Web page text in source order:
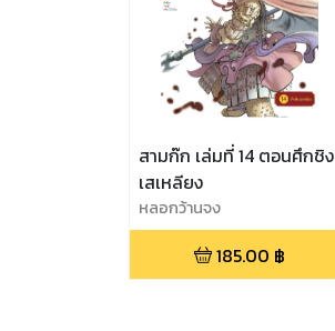
สามก๊ก เล่มที่ 14 ตอนศึกชิง
เสเหลียง
หลอกว้านจง
185.00 ฿